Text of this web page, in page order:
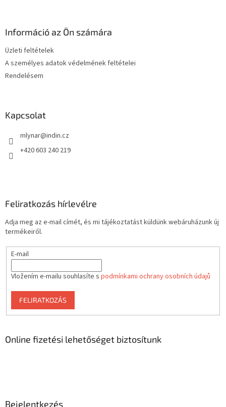
Információ az Ön számára
Üzleti feltételek
A személyes adatok védelmének feltételei
Rendelésem
Kapcsolat
mlynar@indin.cz
+420 603 240 219
Feliratkozás hírlevélre
Adja meg az e-mail címét, és mi tájékoztatást küldünk webáruházunk új
termékeiről.
E-mail
Vložením e-mailu souhlasíte s podmínkami ochrany osobních údajů
FELIRATKOZÁS
Online fizetési lehetőséget biztosítunk
Bejelentkezés